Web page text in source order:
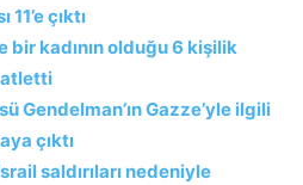
çıktı
bir kadının olduğu 6 kişilik
Gendelman’ın Gazze’yle ilgili
çıktı
saldırıları nedeniyle